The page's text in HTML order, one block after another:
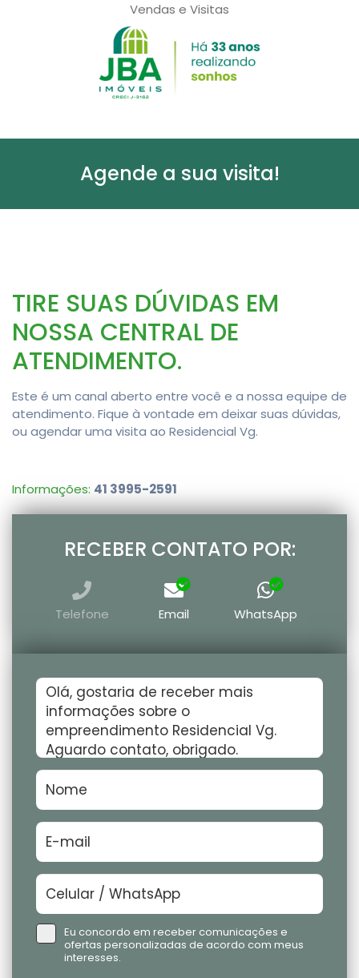
Vendas e Visitas
Agende a sua visita!
TIRE SUAS DÚVIDAS EM
NOSSA CENTRAL DE
ATENDIMENTO.
Este é um canal aberto entre você e a nossa equipe de
atendimento. Fique à vontade em deixar suas dúvidas,
ou agendar uma visita ao Residencial Vg.
Informações: 41 3995-2591
RECEBER CONTATO POR:
Telefone Email WhatsApp
Eu concordo em receber comunicações e
ofertas personalizadas de acordo com meus
interesses.